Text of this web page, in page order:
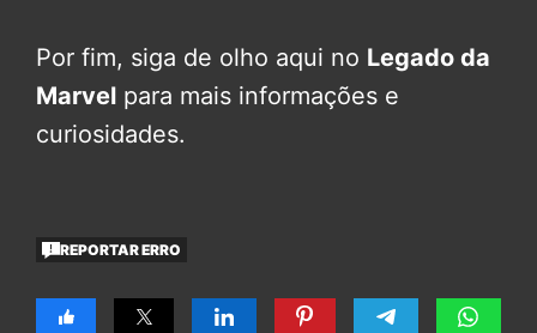
Por fim, siga de olho aqui no Legado da
Marvel para mais informações e
curiosidades.
REPORTAR ERRO